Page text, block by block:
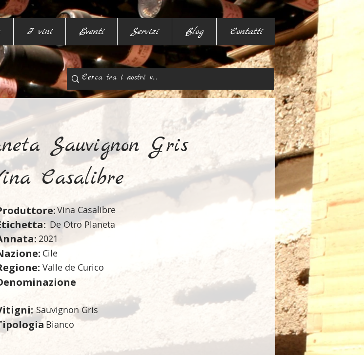
I vini Eventi Servizi Blog Contatti
Sauvignon Gris
Casalibre
Vina Casalibre
De Otro Planeta
2021
Cile
Valle de Curico
Sauvignon Gris
Bianco